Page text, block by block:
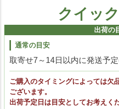
クイッ
出荷の
通常の目安
取寄せ7～14日以内に発送予
ご購入のタイミングによっては欠
ございます。
出荷予定日は目安としてお考えく